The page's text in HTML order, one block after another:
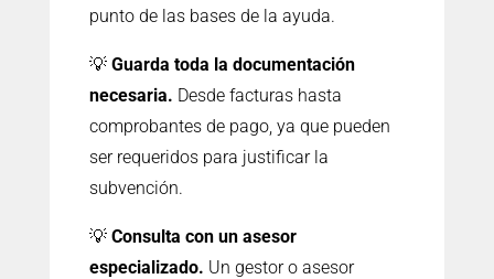
punto de las bases de la ayuda.
💡 Guarda toda la documentación
necesaria. Desde facturas hasta
comprobantes de pago, ya que pueden
ser requeridos para justificar la
subvención.
💡 Consulta con un asesor
especializado. Un gestor o asesor